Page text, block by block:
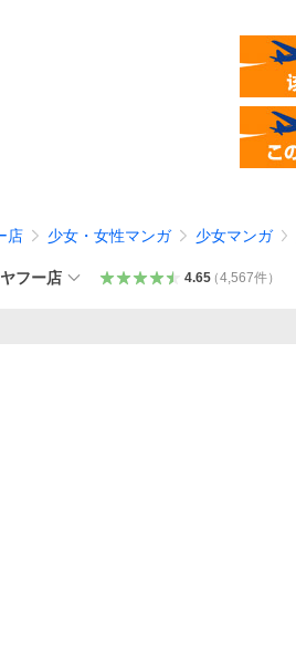
店 少女・女性マンガ 少女マンガ
フー店 4.65（4,567件）